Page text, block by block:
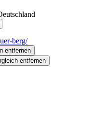
berg/
entfernen
entfernen